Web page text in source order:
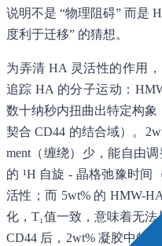
说明不是 “物理阻碍” 而是
度利于迁移” 的猜想。
为弄清 HA 灵活性的作用
追踪 HA 的分子运动：
数十纳秒内扭曲出特定构象
契合 CD44 的结合域）。
ment（缠绕）少，能自由
的 ¹H 自旋 - 晶格弛豫时间
活性；而 5wt% 的 HMW-
化，T₁值一致，意味着无法
CD44 后，2wt% 凝胶中的